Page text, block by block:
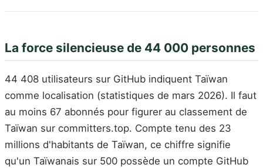
La force silencieuse de 44 000 personnes
44 408 utilisateurs sur GitHub indiquent Taïwan
comme localisation (statistiques de mars 2026). Il faut
au moins 67 abonnés pour figurer au classement de
Taïwan sur committers.top. Compte tenu des 23
millions d'habitants de Taïwan, ce chiffre signifie
qu'un Taïwanais sur 500 possède un compte GitHub